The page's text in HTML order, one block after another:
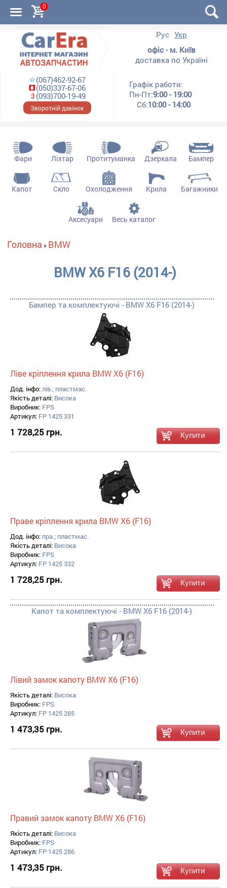
0
Рус Укр
офіс - м. Київ
доставка по Україні
(067)462-92-67
(050)337-67-06
(093)700-19-49
Зворотній дзвінок
Графік работи:
Пн-Пт:9:00 - 19:00
Сб:10:00 - 14:00
Фари Ліхтар Протитуманка Дзеркала Бампер
Капот Скло Охолодження Крила Багажники
Аксесуари Весь каталог
Ви є тут
Головна » BMW
BMW X6 F16 (2014-)
Бампер та комплектуючі - BMW X6 F16 (2014-)
Ліве кріплення крила BMW X6 (F16)
Дод. інфо:лів.; пластмас.
Якість деталі: Висока
Виробник: FPS
Артикул: FP 1425 331
1 728,25 грн.
Праве кріплення крила BMW X6 (F16)
Дод. інфо: пра.; пластмас.
Якість деталі: Висока
Виробник: FPS
Артикул: FP 1425 332
1 728,25 грн.
Капот та комплектуючі - BMW X6 F16 (2014-)
Лівий замок капоту BMW X6 (F16)
Якість деталі: Висока
Виробник: FPS
Артикул: FP 1425 285
1 473,35 грн.
Правий замок капоту BMW X6 (F16)
Якість деталі: Висока
Виробник: FPS
Артикул: FP 1425 286
1 473,35 грн.